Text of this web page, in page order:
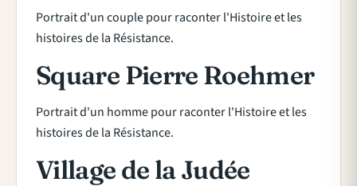
Portrait d'un couple pour raconter l'Histoire et les
histoires de la Résistance.
Square Pierre Roehmer
Portrait d'un homme pour raconter l'Histoire et les
histoires de la Résistance.
Village de la Judée